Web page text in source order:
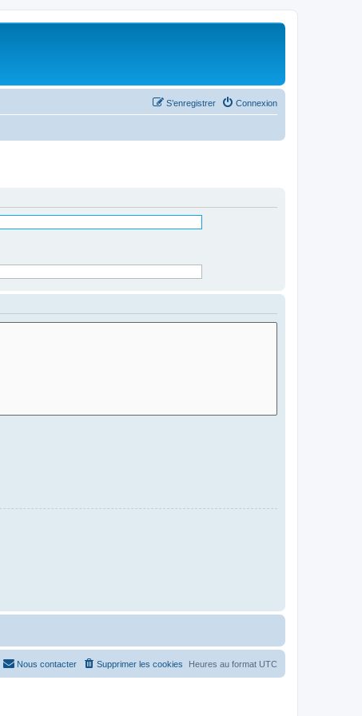
Connexion
S’enregistrer
Heures au format UTC
Supprimer les cookies
Nous contacter